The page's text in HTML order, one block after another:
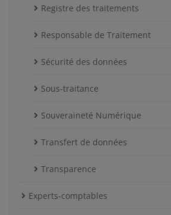
Registre des traitements
Responsable de Traitement
Sécurité des données
Sous-traitance
Souveraineté Numérique
Transfert de données
Transparence
Experts-comptables